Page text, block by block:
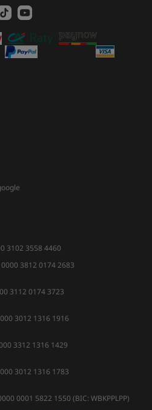
3102 3558 4460
3812 0174 2683
3112 0174 3723
3012 1316 1916
3312 1316 1429
3012 1316 1783
0001 5822 1550 (BIC: WBKPPLPP)